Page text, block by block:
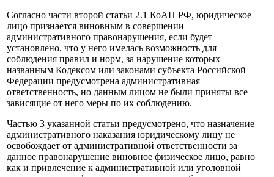
Согласно части второй статьи 2.1 КоАП РФ, юридическое
лицо признается виновным в совершении
административного правонарушения, если будет
установлено, что у него имелась возможность для
соблюдения правил и норм, за нарушение которых
названным Кодексом или законами субъекта Российской
Федерации предусмотрена административная
ответственность, но данным лицом не были приняты все
зависящие от него меры по их соблюдению.
Частью 3 указанной статьи предусмотрено, что назначение
административного наказания юридическому лицу не
освобождает от административной ответственности за
данное правонарушение виновное физическое лицо, равно
как и привлечение к административной или уголовной